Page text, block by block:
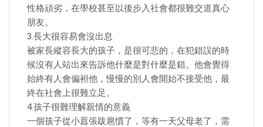
性格頑劣，在學校甚至以後步入社會都很難交道真心
朋友。
3.長大很容易會沒出息
被家長縱容長大的孩子，是很可悲的，在犯錯誤的時
候沒有人站出來告訴他什麼是對什麼是錯。他會覺得
始終有人會偏袒他，慢慢的別人會開始不接受他，最
終在社會上很難立足。
4.孩子很難理解親情的意義
一個孩子從小囂張跋扈慣了，等有一天父母老了，需